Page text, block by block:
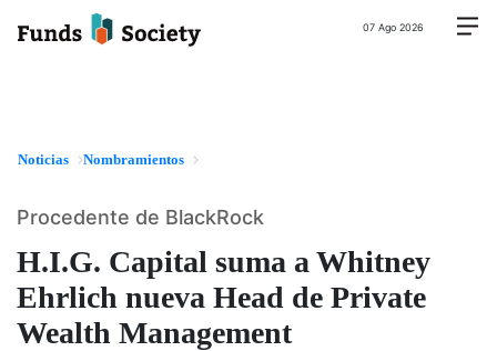
07 Ago 2026
Noticias Nombramientos
H.I.G. Capital suma a Whitney
Ehrlich nueva Head de Private
Wealth Management
Procedente de BlackRock